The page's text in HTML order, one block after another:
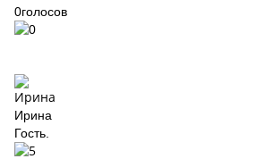
0голосов
Ирина
Гость.